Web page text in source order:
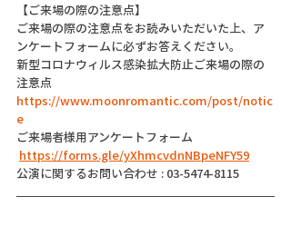
【ご来場の際の注意点】
ご来場の際の注意点をお読みいただいた上、ア
ンケートフォームに必ずお答えください。
新型コロナウィルス感染拡大防止ご来場の際の
注意点
https://www.moonromantic.com/post/notic
e
ご来場者様用アンケートフォーム
https://forms.gle/yXhmcvdnNBpeNFY59
公演に関するお問い合わせ : 03-5474-8115